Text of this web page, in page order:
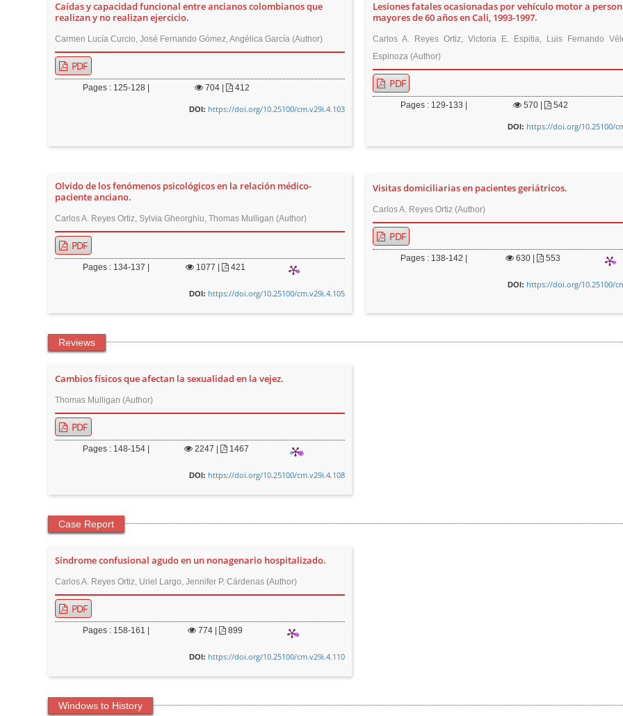
Caídas y capacidad funcional entre ancianos colombianos que
realizan y no realizan ejercicio.
Carmen Lucía Curcio, José Fernando Gómez, Angélica García (Author)
PDF
Pages : 125-128 | 704 | 412
DOI: https://doi.org/10.25100/cm.v29i.4.103
Lesiones fatales ocasionadas por vehículo motor a
mayores de 60 años en Cali, 1993-1997.
Carlos A. Reyes Ortiz, Victoria E. Espitia, Luis Fernando
Espinoza (Author)
PDF
Pages : 129-133 | 570| 542
DOI: https://doi.org/10.25100/
Olvido de los fenómenos psicológicos en la relación médico-
paciente anciano.
Carlos A. Reyes Ortiz, Sylvia Gheorghiu, Thomas Mulligan (Author)
PDF
Pages : 134-137 | 1077 | 421
DOI: https://doi.org/10.25100/cm.v29i.4.105
Visitas domiciliarias en pacientes geriátricos.
Carlos A. Reyes Ortiz (Author)
PDF
Pages : 138-142 | 630 | 553
DOI: https://doi.org/10.25100/
Reviews
Cambios físicos que afectan la sexualidad en la vejez.
Thomas Mulligan (Author)
PDF
Pages : 148-154 | 2247 | 1467
DOI: https://doi.org/10.25100/cm.v29i.4.108
Case Report
Síndrome confusional agudo en un nonagenario hospitalizado.
Carlos A. Reyes Ortiz, Uriel Largo, Jennifer P. Cárdenas (Author)
PDF
Pages : 158-161 | 774| 899
DOI: https://doi.org/10.25100/cm.v29i.4.110
Windows to History